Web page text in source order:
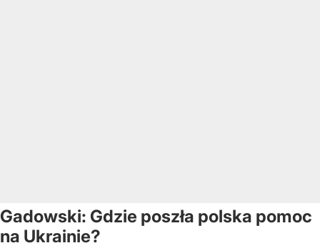
Gadowski: Gdzie poszła polska pomoc
na Ukrainie?